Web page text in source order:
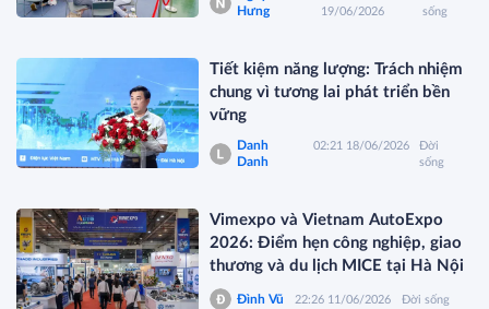
Hưng
19/06/2026
sống
Tiết kiệm năng lượng: Trách nhiệm
chung vì tương lai phát triển bền
vững
Danh
Danh
02:21 18/06/2026
Đời
sống
Vimexpo và Vietnam AutoExpo
2026: Điểm hẹn công nghiệp, giao
thương và du lịch MICE tại Hà Nội
Đình Vũ 22:26 11/06/2026 Đời sống